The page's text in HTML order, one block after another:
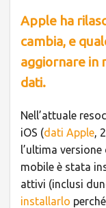
Apple ha
cambia, e
aggiornare in
dati.
Nell’attuale
iOS (dati Apple,
l’ultima
mobile è stata
attivi (inclusi
installarlo